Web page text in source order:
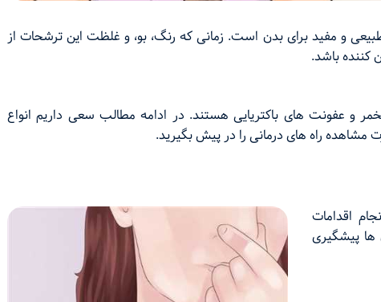
و مفید برای بدن است. زمانی که رنگ، بو، و غلظت این ترشحات از
کننده باشد.
و عفونت های باکتریایی هستند. در ادامه مطالب سعی داریم انواع
مشاهده راه های درمانی را در پیش بگیرید.
اقدامات
ها پیشگیری